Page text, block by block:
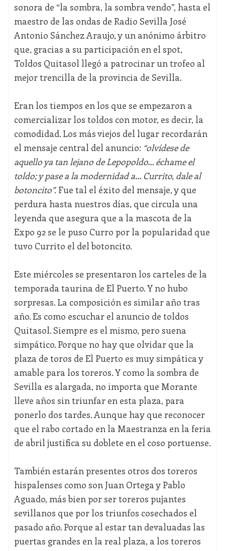
sonora de “la sombra, la sombra vendo”, hasta el
maestro de las ondas de Radio Sevilla José
Antonio Sánchez Araujo, y un anónimo árbitro
que, gracias a su participación en el spot,
Toldos Quitasol llegó a patrocinar un trofeo al
mejor trencilla de la provincia de Sevilla.
Eran los tiempos en los que se empezaron a
comercializar los toldos con motor, es decir, la
comodidad. Los más viejos del lugar recordarán
el mensaje central del anuncio: “olvídese de
aquello ya tan lejano de Lepopoldo… échame el
toldo; y pase a la modernidad a… Currito, dale al
botoncito”.Fue tal el éxito del mensaje, y que
perdura hasta nuestros días, que circula una
leyenda que asegura que a la mascota de la
Expo 92 se le puso Curro por la popularidad que
tuvo Currito el del botoncito.
Este miércoles se presentaron los carteles de la
temporada taurina de El Puerto. Y no hubo
sorpresas. La composición es similar año tras
año. Es como escuchar el anuncio de toldos
Quitasol. Siempre es el mismo, pero suena
simpático. Porque no hay que olvidar que la
plaza de toros de El Puerto es muy simpática y
amable para los toreros. Y como la sombra de
Sevilla es alargada, no importa que Morante
lleve años sin triunfar en esta plaza, para
ponerlo dos tardes. Aunque hay que reconocer
que el rabo cortado en la Maestranza en la feria
de abril justifica su doblete en el coso portuense.
También estarán presentes otros dos toreros
hispalenses como son Juan Ortega y Pablo
Aguado, más bien por ser toreros pujantes
sevillanos que por los triunfos cosechados el
pasado año. Porque al estar tan devaluadas las
puertas grandes en la real plaza, a los toreros